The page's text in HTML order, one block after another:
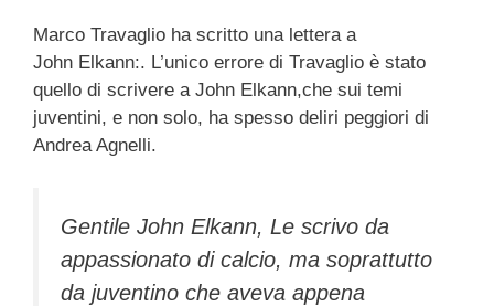
Marco Travaglio ha scritto una lettera a
John Elkann:. L’unico errore di Travaglio è stato
quello di scrivere a John Elkann,che sui temi
juventini, e non solo, ha spesso deliri peggiori di
Andrea Agnelli.
Gentile John Elkann, Le scrivo da
appassionato di calcio, ma soprattutto
da juventino che aveva appena